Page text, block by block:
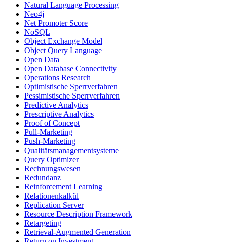
Natural Language Processing
Neo4j
Net Promoter Score
NoSQL
Object Exchange Model
Object Query Language
Open Data
Open Database Connectivity
Operations Research
Optimistische Sperrverfahren
Pessimistische Sperrverfahren
Predictive Analytics
Prescriptive Analytics
Proof of Concept
Pull-Marketing
Push-Marketing
Qualitätsmanagementsysteme
Query Optimizer
Rechnungswesen
Redundanz
Reinforcement Learning
Relationenkalkül
Replication Server
Resource Description Framework
Retargeting
Retrieval-Augmented Generation